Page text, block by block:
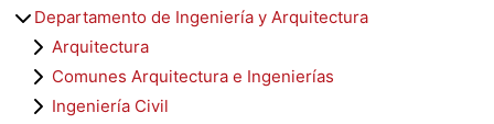
Departamento de Ingeniería y Arquitectura
Arquitectura
Comunes Arquitectura e Ingenierías
Ingeniería Civil